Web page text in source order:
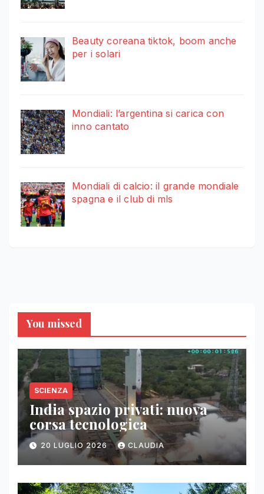
Beauty coreana tiktok, boom anche
per i solari
Mondiali: l’argentina si carica con
inno cantato
Mondiali di calcio: il grande mondiale
spagna e il club di mls
You missed
SCIENZA
India spazio privati: nuova
corsa tecnologica
20 LUGLIO 2026 CLAUDIA